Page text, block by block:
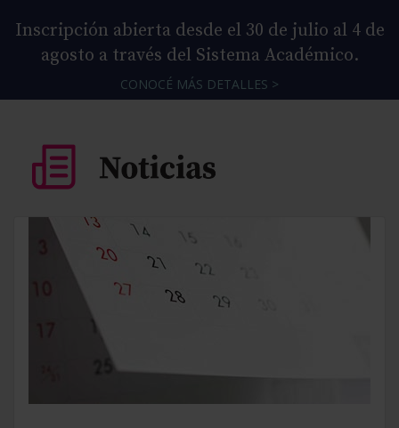
Inscripción abierta desde el 30 de julio al 4 de
agosto a través del Sistema Académico.
CONOCÉ MÁS DETALLES >